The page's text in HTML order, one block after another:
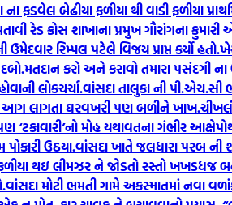
ના ફડવેલ બેઢીયા ફળીયા થી વાડી ફળીયા
રેડ ક્રોસ શાખાના પ્રમુખ ગૌરાંગના કુમારી
રિમ્પલ પટેલે વિજય પ્રાપ્ત કર્યો હતો.
મતદાન કરો અને કરાવો તમારા પસંદગી
લોકચર્ચા.વાંસદા તાલુકા ની પી.એચ.સી
આગ લાગતા ઘરવખરી પણ બળીને ખાખ.
‘ટકાવારી’નો મોહ યથાવતના ગંભીર
ઉઠયા.વાંસદા ખાતે જલધારા પરબ ની
થઇ લીમઝર ને જોડતો રસ્તો ખખડધજ
વાંસદા મોટી ભમતી ગામે અકસ્માતમાં નવા